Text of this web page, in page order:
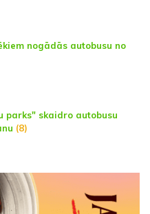
nogādās autobusu no
parks" skaidro autobusu
(8)